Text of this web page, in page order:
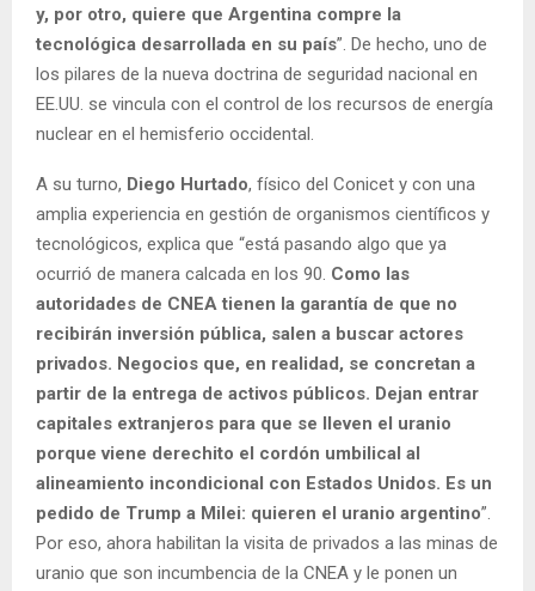
y, por otro, quiere que Argentina compre la
tecnológica desarrollada en su país”. De hecho, uno de
los pilares de la nueva doctrina de seguridad nacional en
EE.UU. se vincula con el control de los recursos de energía
nuclear en el hemisferio occidental.
A su turno, Diego Hurtado, físico del Conicet y con una
amplia experiencia en gestión de organismos científicos y
tecnológicos, explica que “está pasando algo que ya
ocurrió de manera calcada en los 90. Como las
autoridades de CNEA tienen la garantía de que no
recibirán inversión pública, salen a buscar actores
privados. Negocios que, en realidad, se concretan a
partir de la entrega de activos públicos. Dejan entrar
capitales extranjeros para que se lleven el uranio
porque viene derechito el cordón umbilical al
alineamiento incondicional con Estados Unidos. Es un
pedido de Trump a Milei: quieren el uranio argentino”.
Por eso, ahora habilitan la visita de privados a las minas de
uranio que son incumbencia de la CNEA y le ponen un